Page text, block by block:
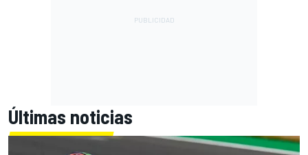
Últimas noticias